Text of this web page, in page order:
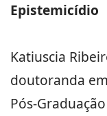
Epistemicídio
Katiuscia
doutoranda
Pós-Graduação